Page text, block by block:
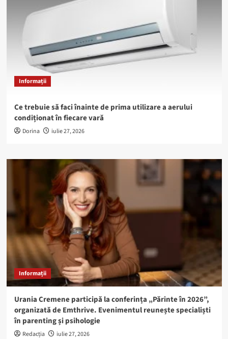
Informații
Ce trebuie să faci înainte de prima utilizare a aerului
condiționat în fiecare vară
Dorina iulie 27, 2026
Informații
Urania Cremene participă la conferința „Părinte în 2026”,
organizată de Emthrive. Evenimentul reunește specialiști
în parenting și psihologie
Redacția iulie 27, 2026